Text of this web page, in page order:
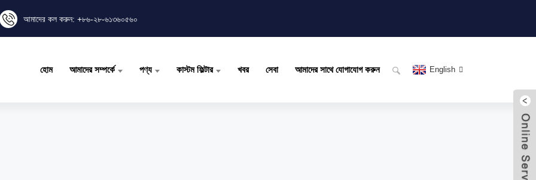
আমাদের কল করুন: +৮৬-২৮-৬১৩৬০৫৬০
হোম আমাদের সম্পর্কে পণ্য কাস্টম ফিল্টার খবর সেবা আমাদের সাথে যোগাযোগ করুন English